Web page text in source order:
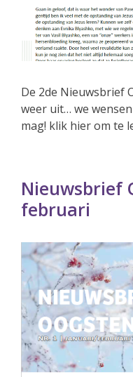
De 2de Nieuwsbrief
weer uit… we
mag! klik hier om te
Nieuwsbrief
februari